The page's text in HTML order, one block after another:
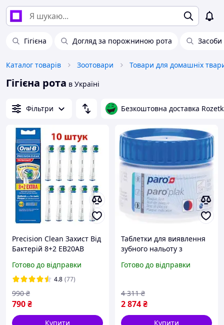
Гігієна Догляд за порожниною рота Засоби
Каталог товарів Зоотовари
Гігієна рота в Україні
Фільтри Безкоштовна доставка
Precision Clean Захист Від
Бактерій 8+2 EB20AB
Oral-B гігієна порожнини
рота
Готово до відправки
4.8 (77)
790₴
990 ₴
Купити
Таблетки для виявлення
зубного нальоту з
дорослих для
порожнини рота. SPICY
Готово до відправки
2 874₴
4 311 ₴
Купити